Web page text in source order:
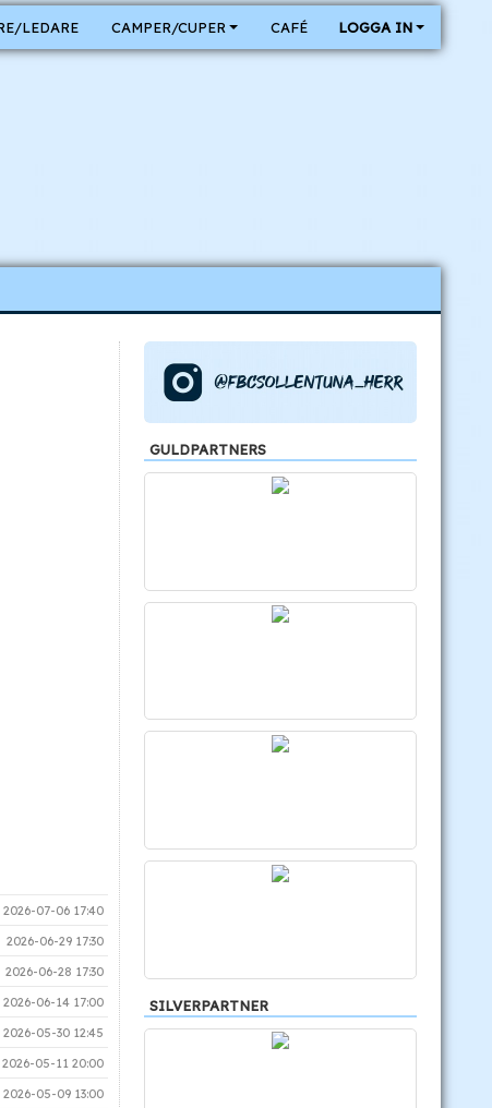
LEDARE CAMPER/CUPER CAFÉ LOGGA IN
2026-07-06 17:40
2026-06-29 17:30
2026-06-28 17:30
2026-06-14 17:00
2026-05-30 12:45
2026-05-11 20:00
2026-05-09 13:00
GULDPARTNERS
SILVERPARTNER